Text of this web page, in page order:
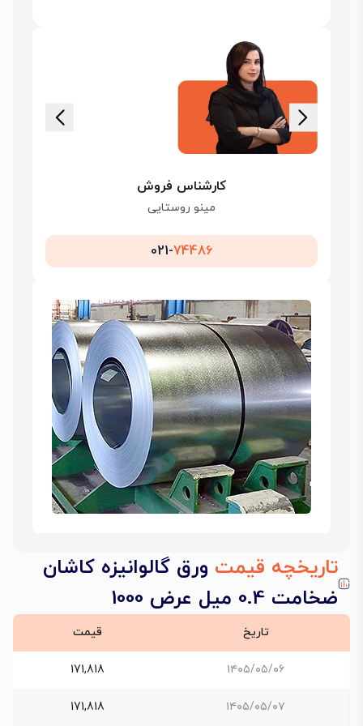
کارشناس فروش
مینو روستایی
021-74486
تاریخچه قیمت ورق گالوانیزه کاشان
ضخامت 0.4 میل عرض 1000
تاریخ قیمت
۱۴۰۵/۰۵/۰۶ 171,818
۱۴۰۵/۰۵/۰۷ 171,818